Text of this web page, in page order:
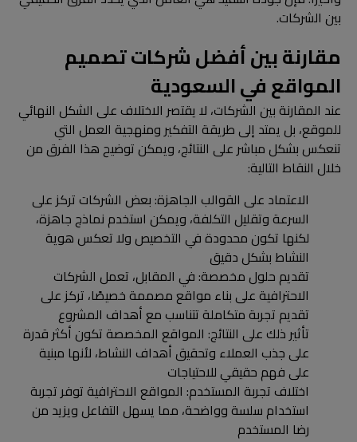
بين الشركات.
مقارنة بين أفضل شركات تصميم
المواقع في السعودية
عند المقارنة بين الشركات، لا يقتصر الاختلاف على الشكل النهائي
للموقع، بل يمتد إلى طريقة التفكير ومنهجية العمل التي
تنعكس بشكل مباشر على النتائج، ويمكن توضيح هذا الفرق من
خلال النقاط التالية:
الاعتماد على القوالب الجاهزة: بعض الشركات تركز على
السرعة وتقليل التكلفة، ويمكن استخدم نماذج جاهزة،
لكنها تكون محدودة في التخصيص ولا تعكس هوية
النشاط بشكل دقيق
تقديم حلول مخصصة: في المقابل، تعمل الشركات
الاحترافية على بناء مواقع مصممة خصيصًا، تركز على
تقديم تجربة متكاملة تتناسب مع أهداف المشروع
تأثير ذلك على النتائج: المواقع المخصصة تكون أكثر قدرة
على جذب العملاء وتحقيق أهداف النشاط، لأنها مبنية
على فهم حقيقي للاحتياجات
اختلاف تجربة المستخدم: المواقع الاحترافية توفر تجربة
استخدام سلسة وواضحة، مما يسهل التفاعل ويزيد من
رضا المستخدم